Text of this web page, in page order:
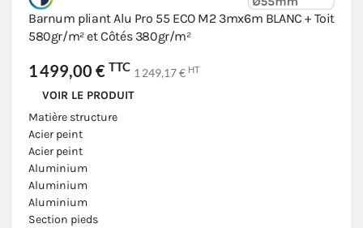
Barnum pliant Alu Pro 55 ECO M2 3mx6m BLANC + Toit
580gr/m² et Côtés 380gr/m²
1 499,00 € TTC 1 249,17 € HT
VOIR LE PRODUIT
Matière structure
Acier peint
Acier peint
Aluminium
Aluminium
Aluminium
Section pieds